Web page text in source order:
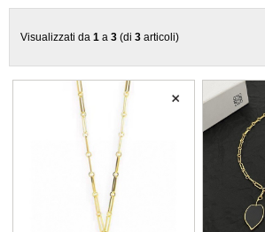
Visualizzati da 1 a 3 (di 3 articoli)